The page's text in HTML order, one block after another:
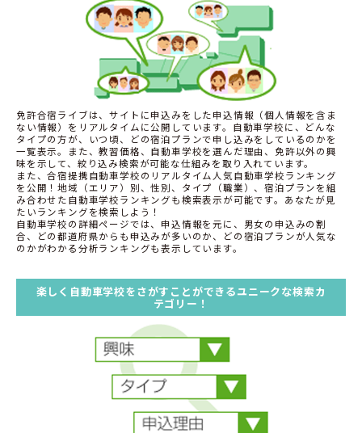
免許合宿ライブは、サイトに申込みをした申込情報（個人情報を含ま
ない情報）をリアルタイムに公開しています。自動車学校に、どんな
タイプの方が、いつ頃、どの宿泊プランで申し込みをしているのかを
一覧表示。また、教習価格、自動車学校を選んだ理由、免許以外の興
味を示して、絞り込み検索が可能な仕組みを取り入れています。
また、合宿提携自動車学校のリアルタイム人気自動車学校ランキング
を公開！地域（エリア）別、性別、タイプ（職業）、宿泊プランを組
み合わせた自動車学校ランキングも検索表示が可能です。あなたが見
たいランキングを検索しよう！
自動車学校の詳細ページでは、申込情報を元に、男女の申込みの割
合、どの都道府県からも申込みが多いのか、どの宿泊プランが人気な
のかがわかる分析ランキングも表示しています。
楽しく自動車学校をさがすことができるユニークな検索カ
テゴリー！